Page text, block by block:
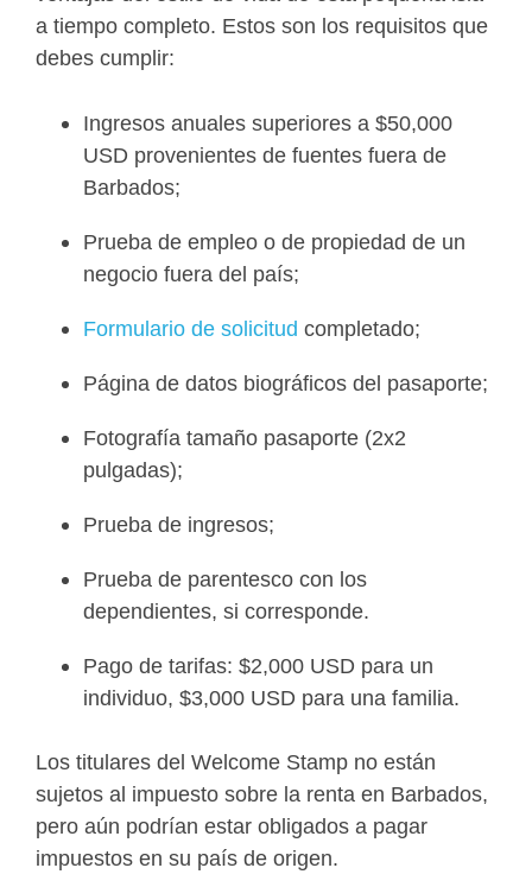
a tiempo completo. Estos son los requisitos que
debes cumplir:
Ingresos anuales superiores a $50,000
USD provenientes de fuentes fuera de
Barbados;
Prueba de empleo o de propiedad de un
negocio fuera del país;
Formulario de solicitud completado;
Página de datos biográficos del pasaporte;
Fotografía tamaño pasaporte (2x2
pulgadas);
Prueba de ingresos;
Prueba de parentesco con los
dependientes, si corresponde.
Pago de tarifas: $2,000 USD para un
individuo, $3,000 USD para una familia.
Los titulares del Welcome Stamp no están
sujetos al impuesto sobre la renta en Barbados,
pero aún podrían estar obligados a pagar
impuestos en su país de origen.